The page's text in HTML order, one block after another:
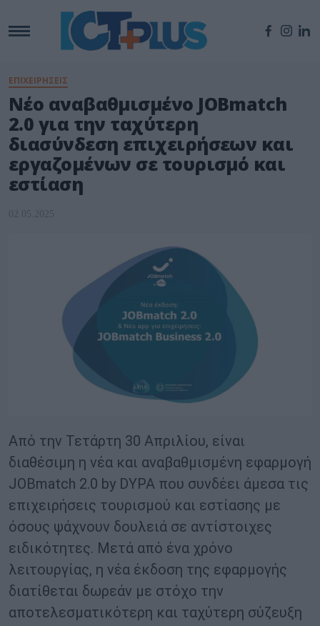
ΕΠΙΧΕΙΡΗΣΕΙΣ
Νέο αναβαθμισμένο JOBmatch
2.0 για την ταχύτερη
διασύνδεση επιχειρήσεων και
εργαζομένων σε τουρισμό και
εστίαση
02.05.2025
Από την Τετάρτη 30 Απριλίου, είναι
διαθέσιμη η νέα και αναβαθμισμένη εφαρμογή
JOBmatch 2.0 by DYPA που συνδέει άμεσα τις
επιχειρήσεις τουρισμού και εστίασης με
όσους ψάχνουν δουλειά σε αντίστοιχες
ειδικότητες. Μετά από ένα χρόνο
λειτουργίας, η νέα έκδοση της εφαρμογής
διατίθεται δωρεάν με στόχο την
αποτελεσματικότερη και ταχύτερη σύζευξη